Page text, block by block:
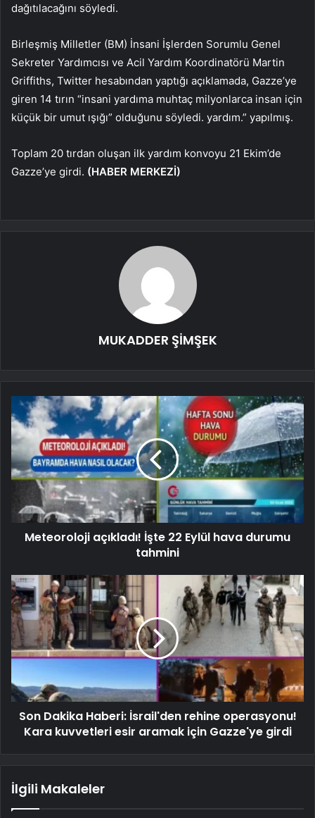
dağıtılacağını söyledi.
Birleşmiş Milletler (BM) İnsani İşlerden Sorumlu Genel
Sekreter Yardımcısı ve Acil Yardım Koordinatörü Martin
Griffiths, Twitter hesabından yaptığı açıklamada, Gazze’ye
giren 14 tırın “insani yardıma muhtaç milyonlarca insan için
küçük bir umut ışığı” olduğunu söyledi. yardım.” yapılmış.
Toplam 20 tırdan oluşan ilk yardım konvoyu 21 Ekim’de
Gazze’ye girdi. (HABER MERKEZİ)
MUKADDER ŞİMŞEK
Meteoroloji açıkladı! İşte 22 Eylül hava durumu
tahmini
Son Dakika Haberi: İsrail'den rehine operasyonu!
Kara kuvvetleri esir aramak için Gazze'ye girdi
İlgili Makaleler